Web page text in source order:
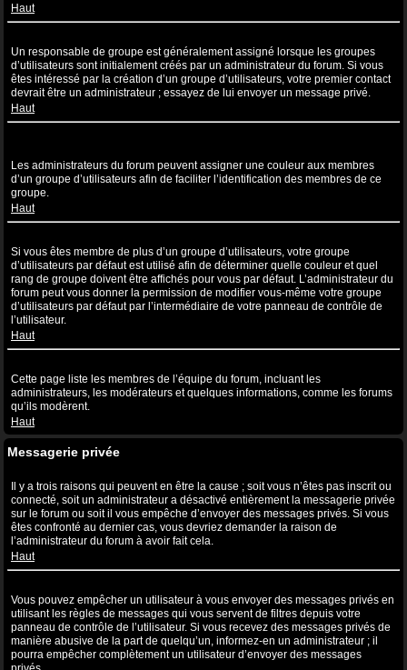
Haut
Un responsable de groupe est généralement assigné lorsque les groupes
d’utilisateurs sont initialement créés par un administrateur du forum. Si vous
êtes intéressé par la création d’un groupe d’utilisateurs, votre premier contact
devrait être un administrateur ; essayez de lui envoyer un message privé.
Haut
Les administrateurs du forum peuvent assigner une couleur aux membres
d’un groupe d’utilisateurs afin de faciliter l’identification des membres de ce
groupe.
Haut
Si vous êtes membre de plus d’un groupe d’utilisateurs, votre groupe
d’utilisateurs par défaut est utilisé afin de déterminer quelle couleur et quel
rang de groupe doivent être affichés pour vous par défaut. L’administrateur du
forum peut vous donner la permission de modifier vous-même votre groupe
d’utilisateurs par défaut par l’intermédiaire de votre panneau de contrôle de
l’utilisateur.
Haut
Cette page liste les membres de l’équipe du forum, incluant les
administrateurs, les modérateurs et quelques informations, comme les forums
qu’ils modèrent.
Haut
Messagerie privée
Il y a trois raisons qui peuvent en être la cause ; soit vous n’êtes pas inscrit ou
connecté, soit un administrateur a désactivé entièrement la messagerie privée
sur le forum ou soit il vous empêche d’envoyer des messages privés. Si vous
êtes confronté au dernier cas, vous devriez demander la raison de
l’administrateur du forum à avoir fait cela.
Haut
Vous pouvez empêcher un utilisateur à vous envoyer des messages privés en
utilisant les règles de messages qui vous servent de filtres depuis votre
panneau de contrôle de l’utilisateur. Si vous recevez des messages privés de
manière abusive de la part de quelqu’un, informez-en un administrateur ; il
pourra empêcher complètement un utilisateur d’envoyer des messages